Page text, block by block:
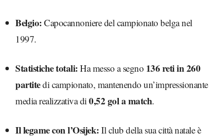
Belgio: Capocannoniere del campionato belga nel
1997.
Statistiche totali: Ha messo a segno 136 reti in 260
partitedi campionato, mantenendo un’impressionante
media realizzativa di 0,52 gol a match.
Il legame con l’Osijek: Il club della sua città natale è